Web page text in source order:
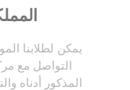
يمكن لطلابنا
التواصل مع
المذكور أدناه